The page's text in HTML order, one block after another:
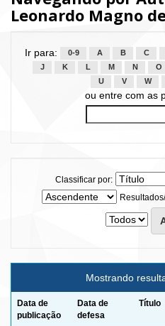
Leonardo Magno
Ir para: 0-9 A B C
J
K L M N O
U
V W
ou entre com as
Classificar por:
Mostrando
Data de
publicação
Data de
defesa
Título